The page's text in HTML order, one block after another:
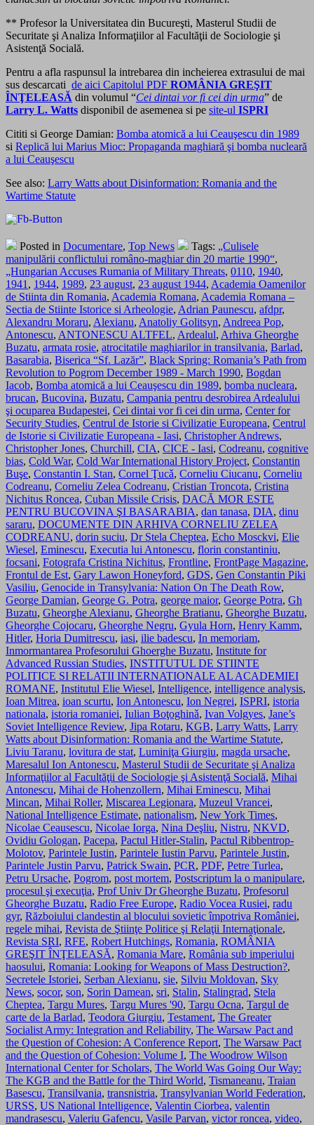
** Profesor la Universitatea din Bucureşti, Masterul Studii de
Securitate şi Analiza Informaţiilor al Facultăţii de Sociologie şi
Asistenţă Socială.
Pentru a afla raspunsul la intrebarea din incheierea extrasului de mai
sus descarcati de aici Capitolul PDF ROMÂNIA GREŞIT
ÎNŢELEASĂ din volumul “Cei dintai vor fi cei din urma” de
Larry L. Watts disponibil de asemenea si pe site-ul ISPRI
Cititi si George Damian: Bomba atomică a lui Ceauşescu din 1989
si Replică lui Marius Mioc: Propaganda maghiară şi bomba nucleară
a lui Ceauşescu
See also: Larry Watts about Disinformation: Romania and the
Wartime Statute
Posted in Documentare, Top News Tags: „Culisele
manipulării conflictului româno-maghiar din 20 martie 1990“,
„Hungarian Accuses Rumania of Military Threats, 0110, 1940,
1941 , 1944, 1989, 23 august, 23 august 1944, Academia Oamenilor
de Stiinta din Romania, Academia Romana, Academia Romana –
Sectia de Stiinte Istorice si Arheologie, Adrian Paunescu, afdpr,
Alexandru Moraru, Alexianu, Anatoliy Golitsyn, Andreea Pop,
Antonescu, ANTONESCU ALTFEL, Ardealul, Arhiva Gheorghe
Buzatu, armata rosie, atrocitatile maghiarilor in transilvania, Barlad,
Basarabia, Biserica “Sf. Lazăr”, Black Spring: Romania’s Path from
Revolution to Pogrom December 1989 - March 1990, Bogdan
Iacob, Bomba atomică a lui Ceauşescu din 1989, bomba nucleara,
brucan, Bucovina, Buzatu, Campania pentru desrobirea Ardealului
şi ocuparea Budapestei, Cei dintai vor fi cei din urma, Center for
Security Studies, Centrul de Istorie si Civilizatie Europeana, Centrul
de Istorie si Civilizatie Europeana - Iasi, Christopher Andrews,
Christopher Jones, Churchill, CIA, CICE - Iasi, Codreanu, cognitive
bias, Cold War, Cold War International History Project, Constantin
Buşe, Constantin I. Stan, Cornel Ţucǎ, Corneliu Ciucanu, Corneliu
Codreanu, Corneliu Zelea Codreanu, Cristian Troncota, Cristina
Nichitus Roncea, Cuban Missile Crisis, DACĂ MOR ESTE
PENTRU BUCOVINA ŞI BASARABIA, dan tanasa, DIA, dinu
sararu, DOCUMENTE DIN ARHIVA CORNELIU ZELEA
CODREANU, dorin suciu, Dr Stela Cheptea, Echo Mosckvi, Elie
Wiesel, Eminescu, Executia lui Antonescu, florin constantiniu,
focsani, Fotografa Cristina Nichitus, Frontline, FrontPage Magazine,
Frontul de Est, Gary Lawon Honeyford, GDS, Gen Constantin Piki
Vasiliu, Genocide in Transylvania: Nation On The Death Row,
George Damian, George G. Potra, george maior, George Potra, Gh
Buzatu, Gheorghe Alexianu, Gheorghe Bratianu, Gheorghe Buzatu,
Gheorghe Cojocaru, Gheorghe Negru, Gyula Horn, Henry Kamm,
Hitler, Horia Dumitrescu, iasi, ilie badescu, In memoriam,
Inmormantarea Profesorului Ghoerghe Buzatu, Institute for
Advanced Russian Studies, INSTITUTUL DE STIINTE
POLITICE SI RELATII INTERNATIONALE AL ACADEMIEI
ROMANE, Institutul Elie Wiesel, Intelligence, intelligence analysis,
Ioan Mitrea, ioan scurtu, Ion Antonescu, Ion Negrei, ISPRI, istoria
nationala, istoria romaniei, Iulian Boţoghinǎ, Ivan Volgyes, Jane’s
Soviet Intelligence Review, Jipa Rotaru, KGB, Larry Watts, Larry
Watts about Disinformation: Romania and the Wartime Statute,
Liviu Taranu, lovitura de stat, Luminiţa Giurgiu, magda ursache,
Maresalul Ion Antonescu, Masterul Studii de Securitate şi Analiza
Informaţiilor al Facultăţii de Sociologie şi Asistenţă Socială, Mihai
Antonescu, Mihai de Hohenzollern, Mihai Eminescu, Mihai
Mincan, Mihai Roller, Miscarea Legionara, Muzeul Vrancei,
National Intelligence Estimate, nationalism, New York Times,
Nicolae Ceausescu, Nicolae Iorga, Nina Deşliu, Nistru, NKVD,
Ovidiu Gologan, Pacepa, Pactul Hitler-Stalin, Pactul Ribben­trop-
Molotov, Parintele Iustin, Parintele Iustin Parvu, Parintele Justin,
Parintele Justin Parvu, Patrick Swain, PCR, PDF, Petre Turlea,
Petru Ursache, Pogrom, post mortem, Postscriptum la o manipulare,
procesul şi execuţia, Prof Univ Dr Gheorghe Buzatu, Profesorul
Gheorghe Buzatu, Radio Free Europe, Radio Vocea Rusiei, radu
gyr, Războiului clandestin al blocului sovietic împotriva României,
regele mihai, Revista de Ştiinţe Politice şi Relaţii Internaţionale,
Revista SRI, RFE, Robert Hutchings, Romania, ROMÂNIA
GREŞIT ÎNŢELEASĂ, Romania Mare, România sub imperiului
haosului, Romania: Looking for Weapons of Mass Destruction?,
Secretele Istoriei, Serban Alexianu, sie, Silviu Moldovan, Sky
News, socor, son, Sorin Damean, sri, Stalin, Stalingrad, Stela
Cheptea, Targu Mures, Targu Mures '90, Targu Ocna, Targul de
carte de la Barlad, Teodora Giurgiu, Testament, The Greater
Socialist Army: Integration and Reliability, The Warsaw Pact and
the Question of Cohesion: A Conference Report, The Warsaw Pact
and the Question of Cohesion: Volume I, The Woodrow Wilson
International Center for Scholars, The World Was Going Our Way:
The KGB and the Battle for the Third World, Tismaneanu, Traian
Basescu, Transilvania, transnistria, Transylvanian World Federation,
URSS, US National Intelligence, Valentin Ciorbea, valentin
mandrasescu, Valeriu Gafencu, Vasile Parvan, victor roncea, video,